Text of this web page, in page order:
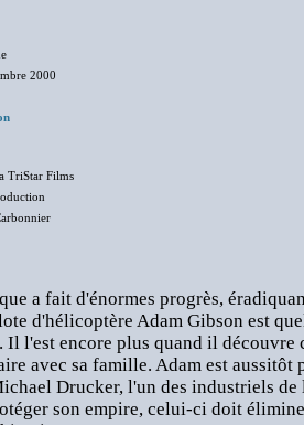
2000
TriStar Films
a fait d'énormes progrès,
d'hélicoptère Adam Gibson est
l'est encore plus quand il découvre
avec sa famille. Adam est aussitôt
Drucker, l'un des industriels
son empire, celui-ci doit